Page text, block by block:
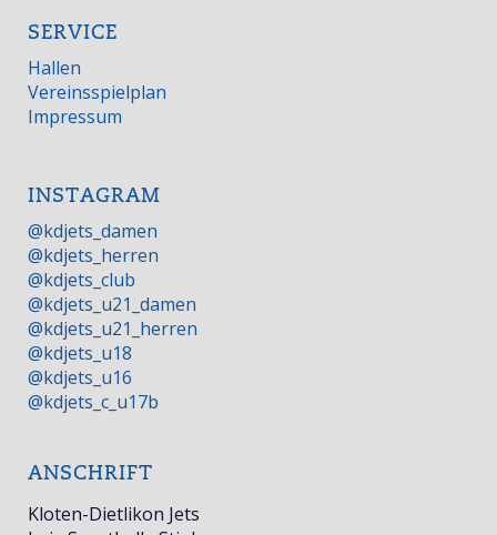
SERVICE
Hallen
Vereinsspielplan
Impressum
INSTAGRAM
@kdjets_damen
@kdjets_herren
@kdjets_club
@kdjets_u21_damen
@kdjets_u21_herren
@kdjets_u18
@kdjets_u16
@kdjets_c_u17b
ANSCHRIFT
Kloten-Dietlikon Jets